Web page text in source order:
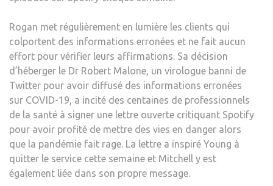
Rogan met régulièrement en lumière les clients qui
colportent des informations erronées et ne fait aucun
effort pour vérifier leurs affirmations. Sa décision
d’héberger le Dr Robert Malone, un virologue banni de
Twitter pour avoir diffusé des informations erronées
sur COVID-19, a incité des centaines de professionnels
de la santé à signer une lettre ouverte critiquant Spotify
pour avoir profité de mettre des vies en danger alors
que la pandémie fait rage. La lettre a inspiré Young à
quitter le service cette semaine et Mitchell y est
également liée dans son propre message.